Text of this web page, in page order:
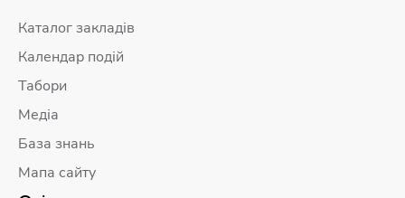
Каталог закладів
Календар подій
Табори
Медіа
База знань
Мапа сайту